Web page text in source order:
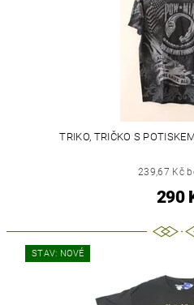
TRIKO, TRIČKO S
239,67 Kč
290
STAV: NOVÉ